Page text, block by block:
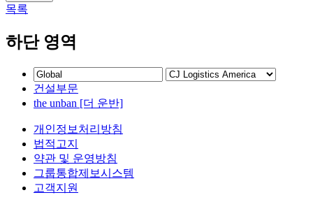
목록
하단 영역
건설부문
the unban [더 운반]
개인정보처리방침
법적고지
약관 및 운영방침
그룹통합제보시스템
고객지원